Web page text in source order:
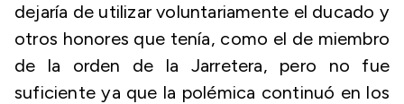
dejaría de utilizar voluntariamente el ducado y
otros honores que tenía, como el de miembro
de la orden de la Jarretera, pero no fue
suficiente ya que la polémica continuó en los